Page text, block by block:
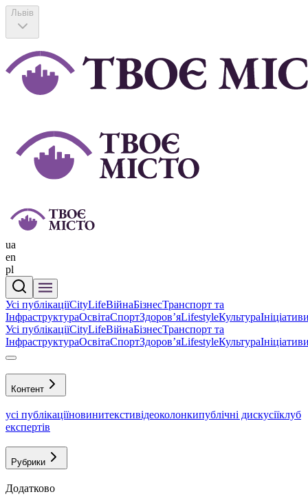
Львів
ua
en
pl
Усі публікаціїCityLifeВійнаБізнесТранспорт та
ІнфраструктураОсвітаСпортЗдоровʼяLifestyleКультура
Усі публікаціїCityLifeВійнаБізнесТранспорт та
ІнфраструктураОсвітаСпортЗдоровʼяLifestyleКультура
Контент
усі публікаціїновинитекстивідеоколонкипублічні дискусіїклуб
експертів
Рубрики
Додатково